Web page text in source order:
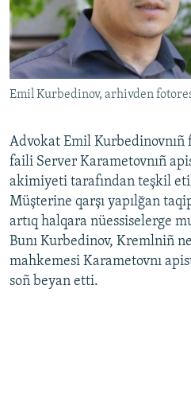
Русский
Українською
QOŞULIÑIZ!
RFE/RS bütün saytları
Emil Kurbedinov, arhivden
Advokat Emil
faili Server Karametovnıñ
akimiyeti tarafından teşkil
Müşterine qarşı yapılğan
artıq halqara nüessiselerge
Bunı Kurbedinov, Kremlniñ
mahkemesi Karametovnı
soñ beyan etti.